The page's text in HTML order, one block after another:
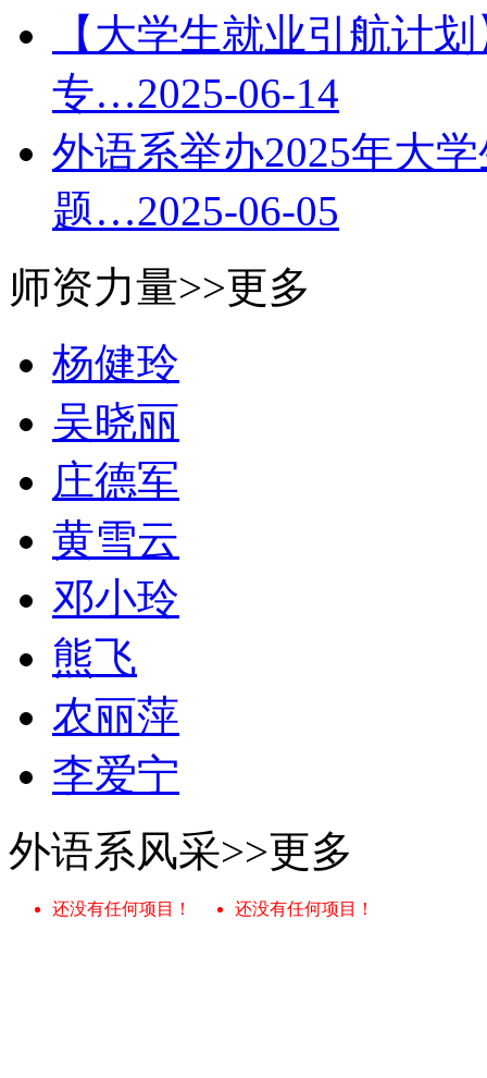
【大学生就业引航计
专…2025-06-14
外语系举办2025年大
题…2025-06-05
师资力量>>更多
杨健玲
吴晓丽
庄德军
黄雪云
邓小玲
熊飞
农丽萍
李爱宁
外语系风采>>更多
还没有任何项目！ 还没有任何项目！